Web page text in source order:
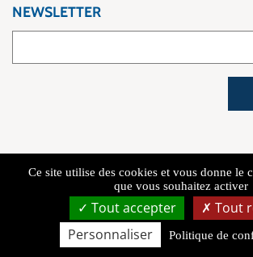
NEWSLETTER
Copyright 2026 L'Atelier du Voyage
Connexion
Ce site utilise des cookies et vous donne le
que vous souhaitez activer
Tout accepter
Tout
Personnaliser
Politique de